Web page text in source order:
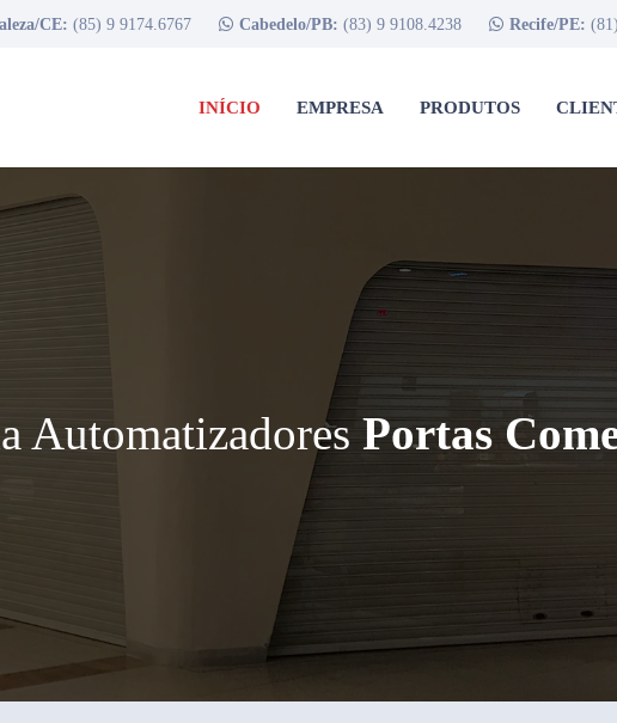
CE: (85) 9 9174.6767 Cabedelo/PB: (83) 9 9108.4238 Recife/PE:
INÍCIO EMPRESA PRODUTOS
AutomatizadoresPortas